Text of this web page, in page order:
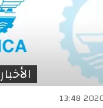
الأخبار